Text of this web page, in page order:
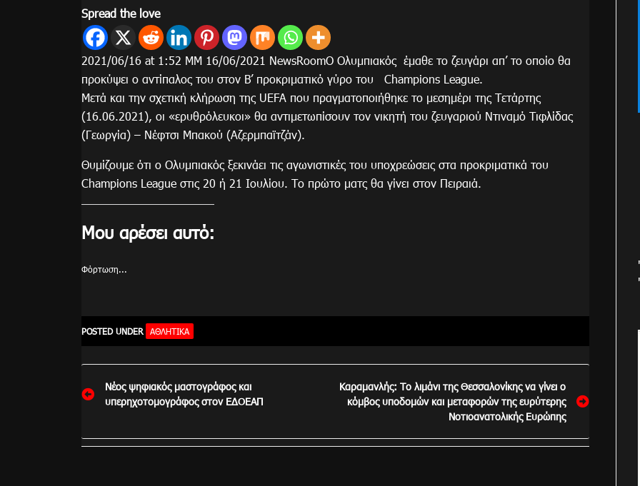
Spread the love
2021/06/16 at 1:52 ΜΜ 16/06/2021 NewsRoomΟ Ολυμπιακός έμαθε το ζευγάρι απ’ το οποίο θα
προκύψει ο αντίπαλος του στον Β’ προκριματικό γύρο του Champions League.
Μετά και την σχετική κλήρωση της UEFA που πραγματοποιήθηκε το μεσημέρι της Τετάρτης
(16.06.2021), οι «ερυθρόλευκοι» θα αντιμετωπίσουν τον νικητή του ζευγαριού Ντιναμό Τιφλίδας
(Γεωργία) – Νέφτσι Μπακού (Αζερμπαϊτζάν).
Θυμίζουμε ότι ο Ολυμπιακός ξεκινάει τις αγωνιστικές του υποχρεώσεις στα προκριματικά του
Champions League στις 20 ή 21 Ιουλίου. Το πρώτο ματς θα γίνει στον Πειραιά.
Μου αρέσει αυτό:
Φόρτωση...
POSTED UNDER ΑΘΛΗΤΙΚΑ
Πλοήγηση
άρθρων
Νέος ψηφιακός μαστογράφος και
υπερηχοτομογράφος στον ΕΔΟΕΑΠ
Καραμανλής: Το λιμάνι της Θεσσαλονίκης να γίνει ο
κόμβος υποδομών και μεταφορών της ευρύτερης
Νοτιοανατολικής Ευρώπης